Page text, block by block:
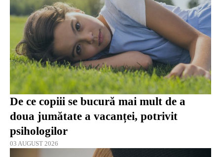
De ce copiii se bucură mai mult de a
doua jumătate a vacanței, potrivit
psihologilor
03 AUGUST 2026